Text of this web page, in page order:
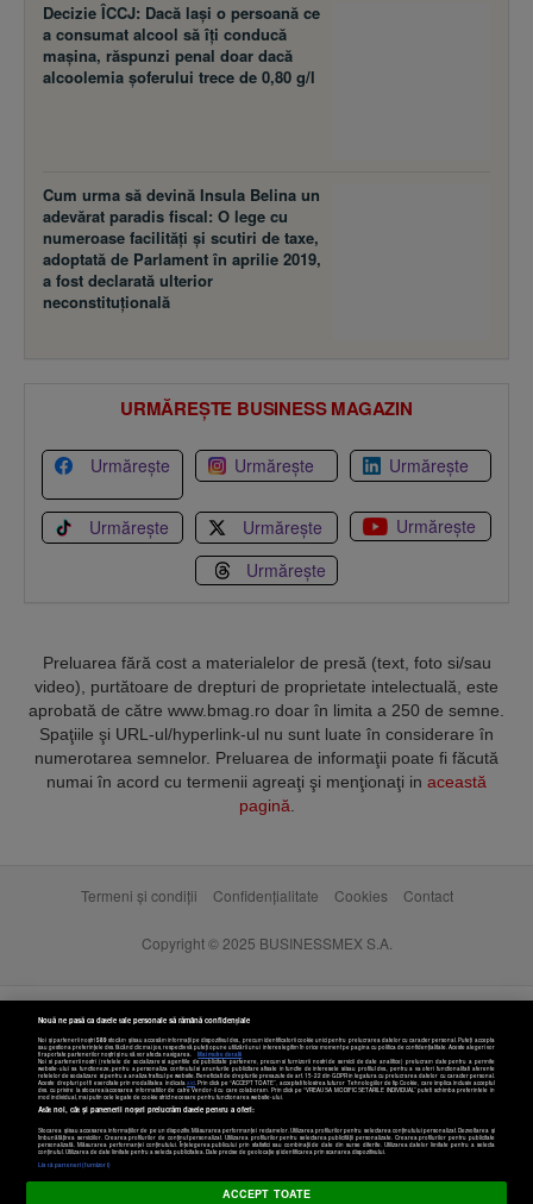
Decizie ÎCCJ: Dacă laşi o persoană ce
a consumat alcool să îţi conducă
maşina, răspunzi penal doar dacă
alcoolemia şoferului trece de 0,80 g/l
Cum urma să devină Insula Belina un
adevărat paradis fiscal: O lege cu
numeroase facilităţi şi scutiri de taxe,
adoptată de Parlament în aprilie 2019,
a fost declarată ulterior
neconstituţională
URMĂREȘTE BUSINESS MAGAZIN
Urmărește Urmărește Urmărește
Urmărește Urmărește
Urmărește
Urmărește
Preluarea fără cost a materialelor de presă (text, foto si/sau
video), purtătoare de drepturi de proprietate intelectuală, este
aprobată de către www.bmag.ro doar în limita a 250 de semne.
Spaţiile şi URL-ul/hyperlink-ul nu sunt luate în considerare în
numerotarea semnelor. Preluarea de informaţii poate fi făcută
numai în acord cu termenii agreaţi şi menţionaţi in această
pagină.
Termeni și condiții Confidențialitate Cookies Contact
Copyright © 2025 BUSINESSMEX S.A.
Setări cookies
Nouă ne pasă ca datele tale personale să rămână confidențiale
Noi și partenerii noștri589stocăm și/sau accesăm informații pe dispozitivul dvs., precum identificatorii cookie unici pentru prelucrarea datelor cu caracter personal. Puteți accepta
sau gestiona preferințele dvs. făcând clic mai jos, respectiv vă puteți opune utilizării unui interes legitim în orice moment pe pagina cu politica de confidențialitate. Aceste alegeri vor
fi raportate partenerilor noștri și nu vă vor afecta navigarea.
Mai multe detalii
Noi si partenerii nostri (retelele de socializare si agentiile de publicitate partenere, precum si furnizorii nostri de servicii de date analitice) prelucram date pentru a permite
website-ului sa functioneze, pentru a personaliza continutul si anunturile publicitare afisate in functie de interesele si/sau profilul dvs., pentru a va oferi functionalitati aferente
retelelor de socializare si pentru a analiza traficul pe website. Beneficiati de drepturile prevazute de art. 15-22 din GDPR in legatura cu prelucrarea datelor cu caracter personal.
Aceste drepturi pot fi exercitate prin modalitatea indicataaici. Prin click pe “ACCEPT TOATE”, acceptati folosirea tuturor Tehnologiilor de tip Cookie, care implica inclusiv acceptul
dvs. cu privire la stocarea/accesarea informatiilor de catre Vendor-ii cu care colaboram. Prin click pe “VREAU SA MODIFIC SETARILE INDIVIDUAL” puteti schimba preferintele in
mod individual, mai putin cele legate de cookie strict necesare pentru functionarea website-ului.
Atât noi, cât și partenerii noștri prelucrăm datele pentru a oferi:
Stocarea și/sau accesarea informațiilor de pe un dispozitiv. Măsurarea performanței reclamelor. Utilizarea profilurilor pentru selectarea conținutului personalizat. Dezvoltarea și
îmbunătățirea serviciilor. Crearea profilurilor de conținut personalizat. Utilizarea profilurilor pentru selectarea publicității personalizate. Crearea profilurilor pentru publicitate
personalizată. Măsurarea performanței conținutului. Înțelegerea publicului prin statistici sau combinații de date din surse diferite. Utilizarea datelor limitate pentru a selecta
conținutul. Utilizarea de date limitate pentru a selecta publicitatea. Date precise de geolocație și identificarea prin scanarea dispozitivului.
Listă parteneri (furnizori)
ACCEPT TOATE